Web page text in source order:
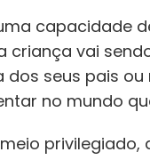
capacidade
criança vai
dos seus pais
no mundo